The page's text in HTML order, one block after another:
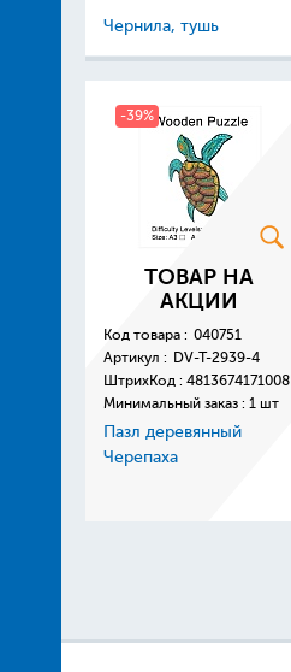
Чернила, тушь
-39%
ТОВАР НА
АКЦИИ
Код товара : 040751
Артикул : DV-T-2939-4
ШтрихКод : 4813674171008
Минимальный заказ : 1 шт
Пазл деревянный
Черепаха